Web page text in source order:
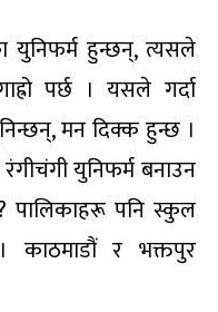
युनिफर्म हुन्छन्, त्यसले
पर्छ । यसले गर्दा
मन दिक्क हुन्छ ।
युनिफर्म बनाउन
पालिकाहरू पनि स्कुल
काठमाडौं र भक्तपुर